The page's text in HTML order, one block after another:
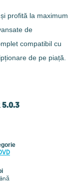
profită la maximum
de
compatibil cu
de pe piață.
5.0.3